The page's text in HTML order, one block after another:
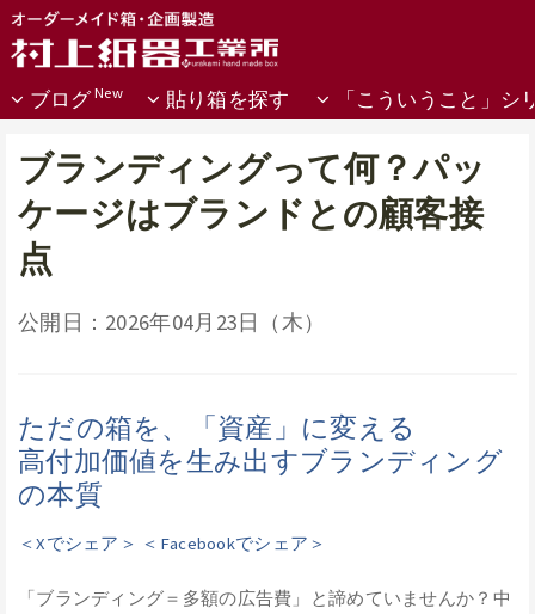
貼り箱を探す 「こういうこと」シ
ブログ
ブランディングって何？パッ
ケージはブランドとの顧客接
点
公開日：2026年04月23日（木）
ただの箱を、「資産」に変える
高付加価値を生み出すブランディング
の本質
＜Xでシェア＞ ＜Facebookでシェア＞
「ブランディング＝多額の広告費」と諦めていませんか？中